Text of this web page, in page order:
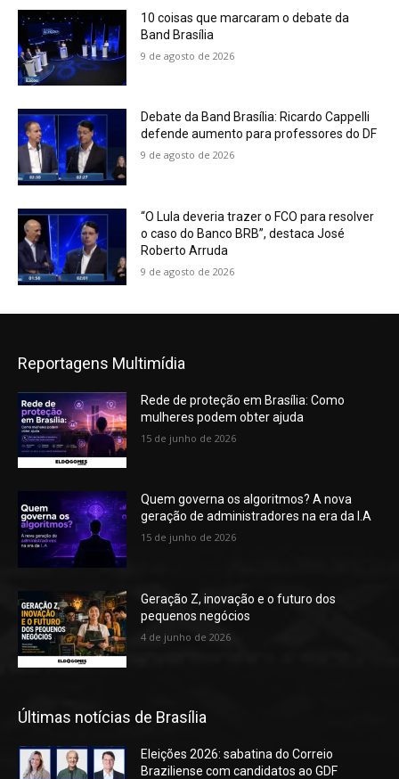
10 coisas que marcaram o debate da
Band Brasília
9 de agosto de 2026
Debate da Band Brasília: Ricardo Cappelli
defende aumento para professores do DF
9 de agosto de 2026
“O Lula deveria trazer o FCO para resolver
o caso do Banco BRB”, destaca José
Roberto Arruda
9 de agosto de 2026
Reportagens Multimídia
Rede de proteção em Brasília: Como
mulheres podem obter ajuda
15 de junho de 2026
Quem governa os algoritmos? A nova
geração de administradores na era da I.A
15 de junho de 2026
Geração Z, inovação e o futuro dos
pequenos negócios
4 de junho de 2026
Últimas notícias de Brasília
Eleições 2026: sabatina do Correio
Braziliense com candidatos ao GDF